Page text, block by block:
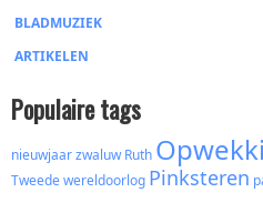
BLADMUZIEK
ARTIKELEN
Populaire tags
nieuwjaarzwaluw Ruth
Tweede wereldoorlog Pinksteren